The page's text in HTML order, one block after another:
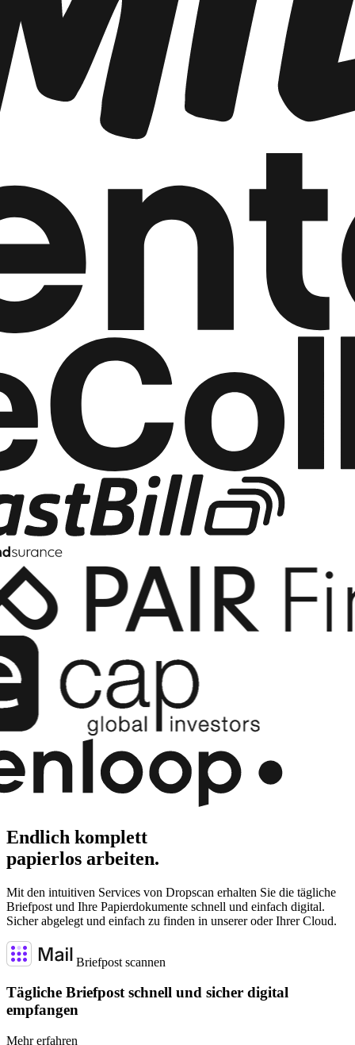
Endlich komplett
papierlos arbeiten.
Mit den intuitiven Services von Dropscan erhalten Sie die tägliche
Briefpost und Ihre Papierdokumente schnell und einfach digital.
Sicher abgelegt und einfach zu finden in unserer oder Ihrer Cloud.
Briefpost scannen
Tägliche Briefpost schnell und sicher digital
empfangen
Mehr erfahren